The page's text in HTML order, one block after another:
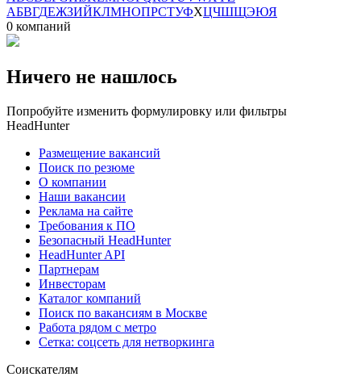
АБВГДЕЖЗИЙКЛМНОПРСТУФХЦЧШЩЭЮЯ
0 компаний
Ничего не нашлось
Попробуйте изменить формулировку или фильтры
HeadHunter
Размещение вакансий
Поиск по резюме
О компании
Наши вакансии
Реклама на сайте
Требования к ПО
Безопасный HeadHunter
HeadHunter API
Партнерам
Инвесторам
Каталог компаний
Поиск по вакансиям в Москве
Работа рядом с метро
Сетка: соцсеть для нетворкинга
Соискателям